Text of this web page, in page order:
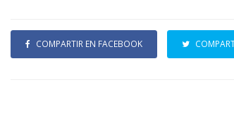
COMPARTIR EN FACEBOOK